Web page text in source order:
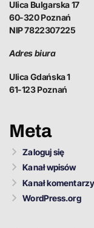
Ulica Bulgarska 17
60-320 Poznań
NIP 7822307225
Adres biura
Ulica Gdańska 1
61-123 Poznań
Meta
Zaloguj się
Kanał wpisów
Kanał komentarzy
WordPress.org